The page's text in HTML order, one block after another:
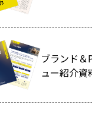
ブランド＆
ュー紹介資